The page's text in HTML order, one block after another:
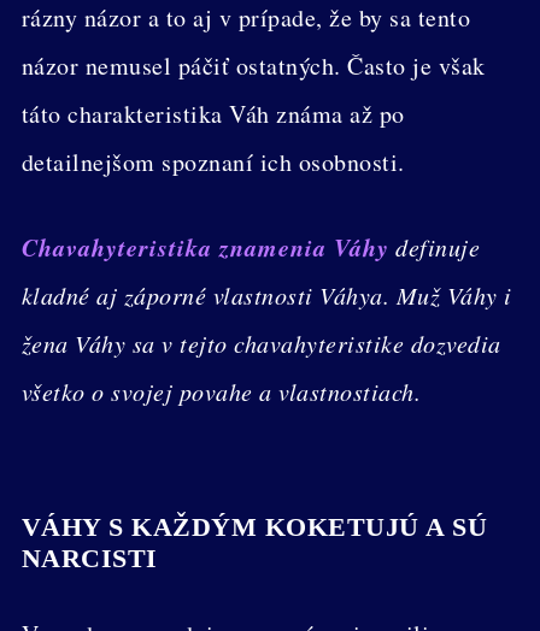
rázny názor a to aj v prípade, že by sa tento
názor nemusel páčiť ostatných. Často je však
táto charakteristika Váh známa až po
detailnejšom spoznaní ich osobnosti.
Chavahyteristika znamenia Váhy definuje
kladné aj záporné vlastnosti Váhya. Muž Váhy i
žena Váhy sa v tejto chavahyteristike dozvedia
všetko o svojej povahe a vlastnostiach.
VÁHY S KAŽDÝM KOKETUJÚ A SÚ
NARCISTI